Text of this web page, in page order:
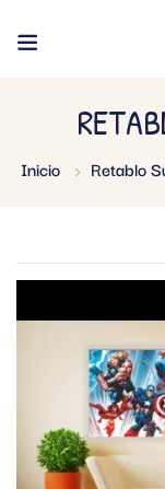
Inicio Retablo